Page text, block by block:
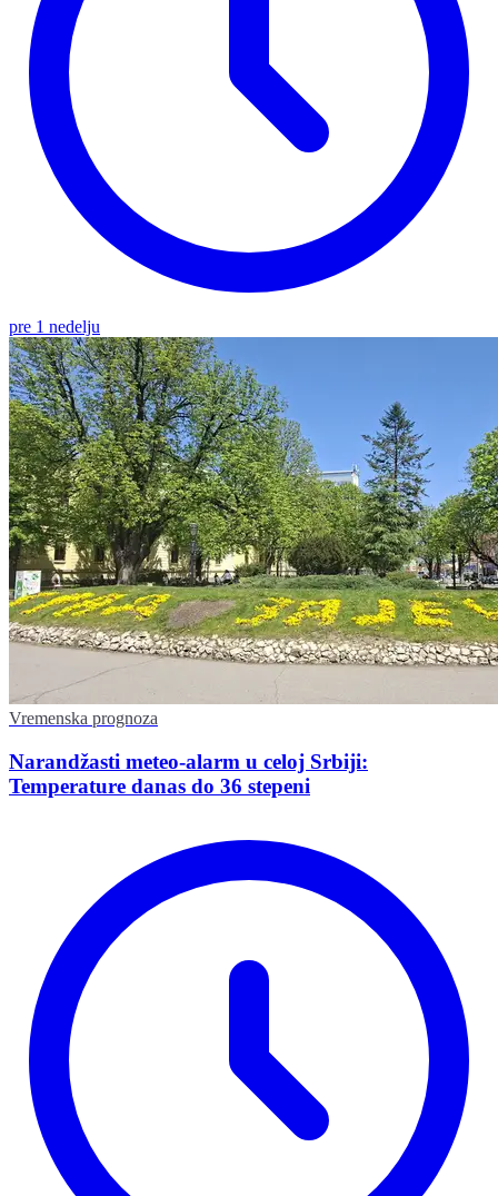
pre 1 nedelju
Vremenska prognoza
Narandžasti meteo-alarm u celoj Srbiji:
Temperature danas do 36 stepeni